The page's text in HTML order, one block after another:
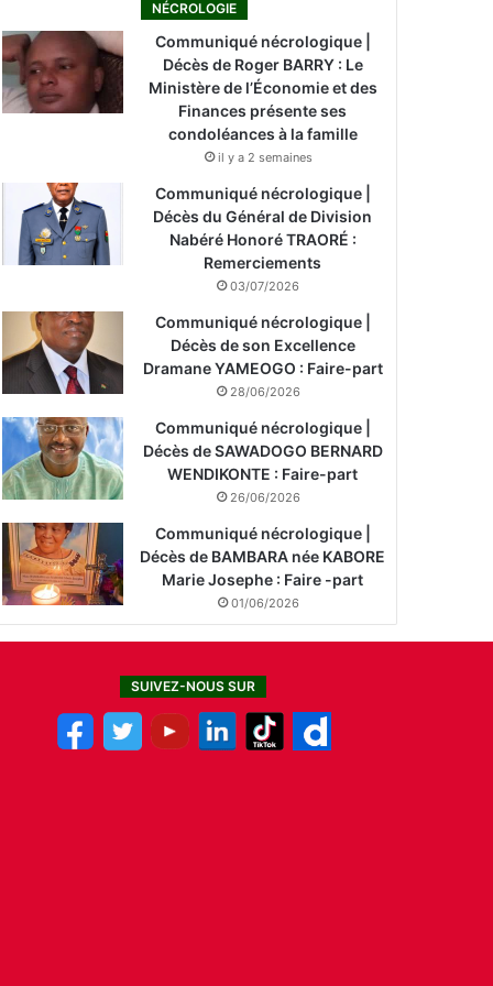
NÉCROLOGIE
Communiqué nécrologique |
Décès de Roger BARRY : Le
Ministère de l’Économie et des
Finances présente ses
condoléances à la famille
il y a 2 semaines
Communiqué nécrologique |
Décès du Général de Division
Nabéré Honoré TRAORÉ :
Remerciements
03/07/2026
Communiqué nécrologique |
Décès de son Excellence
Dramane YAMEOGO : Faire-part
28/06/2026
Communiqué nécrologique |
Décès de SAWADOGO BERNARD
WENDIKONTE : Faire-part
26/06/2026
Communiqué nécrologique |
Décès de BAMBARA née KABORE
Marie Josephe : Faire -part
01/06/2026
SUIVEZ-NOUS SUR